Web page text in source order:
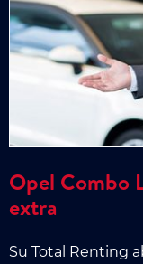
Opel Combo
extra
Su Total Renting